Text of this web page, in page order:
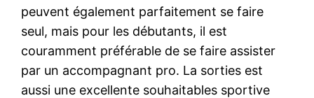
peuvent également parfaitement se faire
seul, mais pour les débutants, il est
couramment préférable de se faire assister
par un accompagnant pro. La sorties est
aussi une excellente souhaitables sportive